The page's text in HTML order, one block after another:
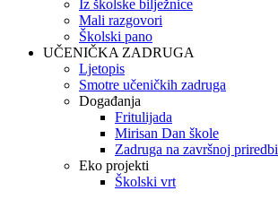
Iz školske bilježnice
Mali razgovori
Školski pano
UČENIČKA ZADRUGA
Ljetopis
Smotre učeničkih zadruga
Događanja
Fritulijada
Mirisan Dan škole
Zadruga na završnoj priredbi
Eko projekti
Školski vrt